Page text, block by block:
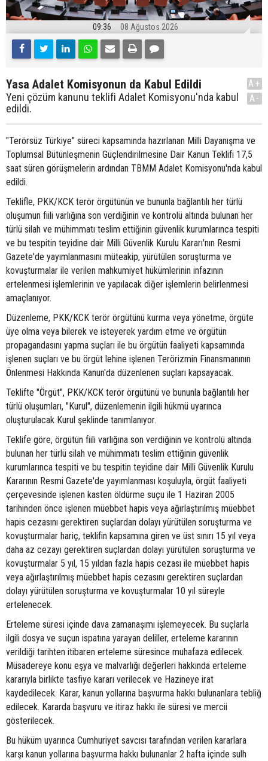
09:36 08 Ağustos 2026
Yasa Adalet Komisyonun da Kabul Edildi
Yeni çözüm kanunu teklifi Adalet Komisyonu'nda kabul
edildi.
A+
A-
"Terörsüz Türkiye" süreci kapsamında hazırlanan Milli Dayanışma ve
Toplumsal Bütünleşmenin Güçlendirilmesine Dair Kanun Teklifi 17,5
saat süren görüşmelerin ardından TBMM Adalet Komisyonu'nda kabul
edildi.
Teklifle, PKK/KCK terör örgütünün ve bununla bağlantılı her türlü
oluşumun fiili varlığına son verdiğinin ve kontrolü altında bulunan her
türlü silah ve mühimmatı teslim ettiğinin güvenlik kurumlarınca tespiti
ve bu tespitin teyidine dair Milli Güvenlik Kurulu Kararı'nın Resmi
Gazete'de yayımlanmasını müteakip, yürütülen soruşturma ve
kovuşturmalar ile verilen mahkumiyet hükümlerinin infazının
ertelenmesi işlemlerinin ve yapılacak diğer işlemlerin belirlenmesi
amaçlanıyor.
Düzenleme, PKK/KCK terör örgütünü kurma veya yönetme, örgüte
üye olma veya bilerek ve isteyerek yardım etme ve örgütün
propagandasını yapma suçları ile bu örgütün faaliyeti kapsamında
işlenen suçları ve bu örgüt lehine işlenen Terörizmin Finansmanının
Önlenmesi Hakkında Kanun'da düzenlenen suçları kapsayacak.
Teklifte "Örgüt", PKK/KCK terör örgütünü ve bununla bağlantılı her
türlü oluşumları, "Kurul", düzenlemenin ilgili hükmü uyarınca
oluşturulacak Kurul şeklinde tanımlanıyor.
Teklife göre, örgütün fiili varlığına son verdiğinin ve kontrolü altında
bulunan her türlü silah ve mühimmatı teslim ettiğinin güvenlik
kurumlarınca tespiti ve bu tespitin teyidine dair Milli Güvenlik Kurulu
Kararının Resmi Gazete'de yayımlanması koşuluyla, örgüt faaliyeti
çerçevesinde işlenen kasten öldürme suçu ile 1 Haziran 2005
tarihinden önce işlenen müebbet hapis veya ağırlaştırılmış müebbet
hapis cezasını gerektiren suçlardan dolayı yürütülen soruşturma ve
kovuşturmalar hariç, teklifin kapsamına giren ve üst sınırı 15 yıl veya
daha az cezayı gerektiren suçlardan dolayı yürütülen soruşturma ve
kovuşturmalar 5 yıl, 15 yıldan fazla hapis cezası ile müebbet hapis
veya ağırlaştırılmış müebbet hapis cezasını gerektiren suçlardan
dolayı yürütülen soruşturma ve kovuşturmalar 10 yıl süreyle
ertelenecek.
Erteleme süresi içinde dava zamanaşımı işlemeyecek. Bu suçlarla
ilgili dosya ve suçun ispatına yarayan deliller, erteleme kararının
verildiği tarihten itibaren erteleme süresince muhafaza edilecek.
Müsadereye konu eşya ve malvarlığı değerleri hakkında erteleme
kararıyla birlikte tasfiye kararı verilecek ve Hazineye irat
kaydedilecek. Karar, kanun yollarına başvurma hakkı bulunanlara tebliğ
edilecek. Kararda başvuru ve itiraz hakkı ile süresi ve mercii
gösterilecek.
Bu hüküm uyarınca Cumhuriyet savcısı tarafından verilen kararlara
karşı kanun yollarına başvurma hakkı bulunanlar 2 hafta içinde sulh